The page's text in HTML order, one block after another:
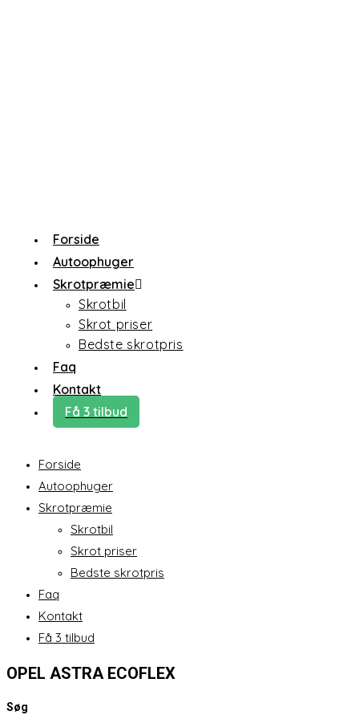
Forside
Autoophuger
Skrotpræmie
Skrotbil
Skrot priser
Bedste skrotpris
Faq
Kontakt
Få 3 tilbud
Forside
Autoophuger
Skrotpræmie
Skrotbil
Skrot priser
Bedste skrotpris
Faq
Kontakt
Få 3 tilbud
OPEL ASTRA ECOFLEX
Søg